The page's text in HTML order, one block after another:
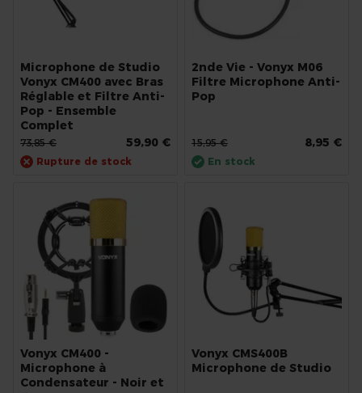
Microphone de Studio
Vonyx CM400 avec Bras
Réglable et Filtre Anti-
Pop - Ensemble
Complet
59,90 €
73,85 €
Rupture de stock
2nde Vie - Vonyx M06
Filtre Microphone Anti-
Pop
8,95 €
15,95 €
En stock
Vonyx CM400 -
Microphone à
Condensateur - Noir et
Vonyx CMS400B
Microphone de Studio